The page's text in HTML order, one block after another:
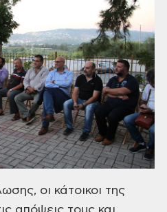
οι κάτοικοι της